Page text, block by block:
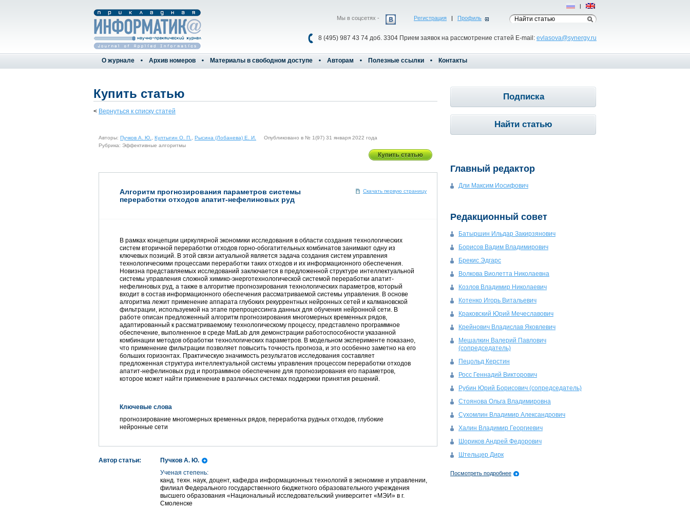
Регистрация | Профиль
8 (495) 987 43 74 доб. 3304 Прием заявок на рассмотрение статей E-mail: evlasova@synergy.ru
Мы в соцсетях -
Рус | Eng
О журнале Архив номеров Материалы в свободном доступе Авторам Полезные ссылки Контакты
Купить статью
< Вернуться к списку статей
Авторы: Пучков А. Ю. Култыгин О. П. Рысина (Лобанева) Е. И.
Опубликовано в № 1(97) 31 января 2022 года
Рубрика: Эффективные алгоритмы
Скачать первую страницу
Алгоритм прогнозирования параметров системы
переработки отходов апатит-нефелиновых руд
В рамках концепции циркулярной экономики исследования в области создания технологических
систем вторичной переработки отходов горно-обогатительных комбинатов занимают одну из
ключевых позиций. В этой связи актуальной является задача создания систем управления
технологическими процессами переработки таких отходов и их информационного обеспечения.
Новизна представляемых исследований заключается в предложенной структуре интеллектуальной
системы управления сложной химико-энерготехнологической системой переработки апатит-
нефелиновых руд, а также в алгоритме прогнозирования технологических параметров, который
входит в состав информационного обеспечения рассматриваемой системы управления. В основе
алгоритма лежит применение аппарата глубоких рекуррентных нейронных сетей и калмановской
фильтрации, используемой на этапе препроцессинга данных для обучения нейронной сети. В
работе описан предложенный алгоритм прогнозирования многомерных временных рядов,
адаптированный к рассматриваемому технологическому процессу, представлено программное
обеспечение, выполненное в среде MatLab для демонстрации работоспособности указанной
комбинации методов обработки технологических параметров. В модельном эксперименте показано,
что применение фильтрации позволяет повысить точность прогноза, и это особенно заметно на его
больших горизонтах. Практическую значимость результатов исследования составляет
предложенная структура интеллектуальной системы управления процессом переработки отходов
апатит-нефелиновых руд и программное обеспечение для прогнозирования его параметров,
которое может найти применение в различных системах поддержки принятия решений.
Ключевые слова
прогнозирование многомерных временных рядов, переработка рудных отходов, глубокие
нейронные сети
Автор статьи:
Пучков А. Ю.
Ученая степень:
канд. техн. наук, доцент, кафедра информационных технологий в экономике и управлении,
филиал Федерального государственного бюджетного образовательного учреждения
высшего образования «Национальный исследовательский университет «МЭИ» в г.
Смоленске
Подписка
Найти статью
Главный редактор
Дли Максим Иосифович
Редакционный совет
Батыршин Ильдар Закирзянович
Борисов Вадим Владимирович
Брекис Эдгарс
Волкова Виолетта Николаевна
Козлов Владимир Николаевич
Котенко Игорь Витальевич
Краковский Юрий Мечеславович
Крейнович Владислав Яковлевич
Мешалкин Валерий Павлович
(сопредседатель)
Пецольд Керстин
Росс Геннадий Викторович
Рубин Юрий Борисович (сопредседатель)
Стоянова Ольга Владимировна
Сухомлин Владимир Александрович
Халин Владимир Георгиевич
Шориков Андрей Федорович
Штельцер Дирк
Посмотреть подробнее